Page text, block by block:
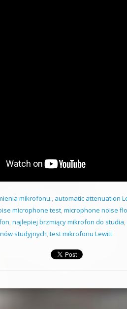
mikrofonu., automatic attenuation
microphone test, microphone noise
, najlepiej brzmiący mikrofon do studia,
studyjnych, test mikrofonu Lewitt